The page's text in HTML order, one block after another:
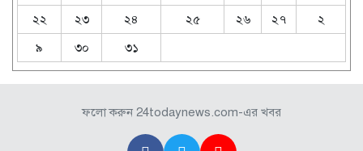
২২
২৩ ২৪ ২৫ ২৬ ২৭
২
৯
৩০ ৩১
ফলো করুন 24todaynews.com-এর খবর